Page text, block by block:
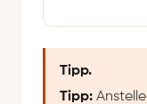
Tipp.
Tipp: